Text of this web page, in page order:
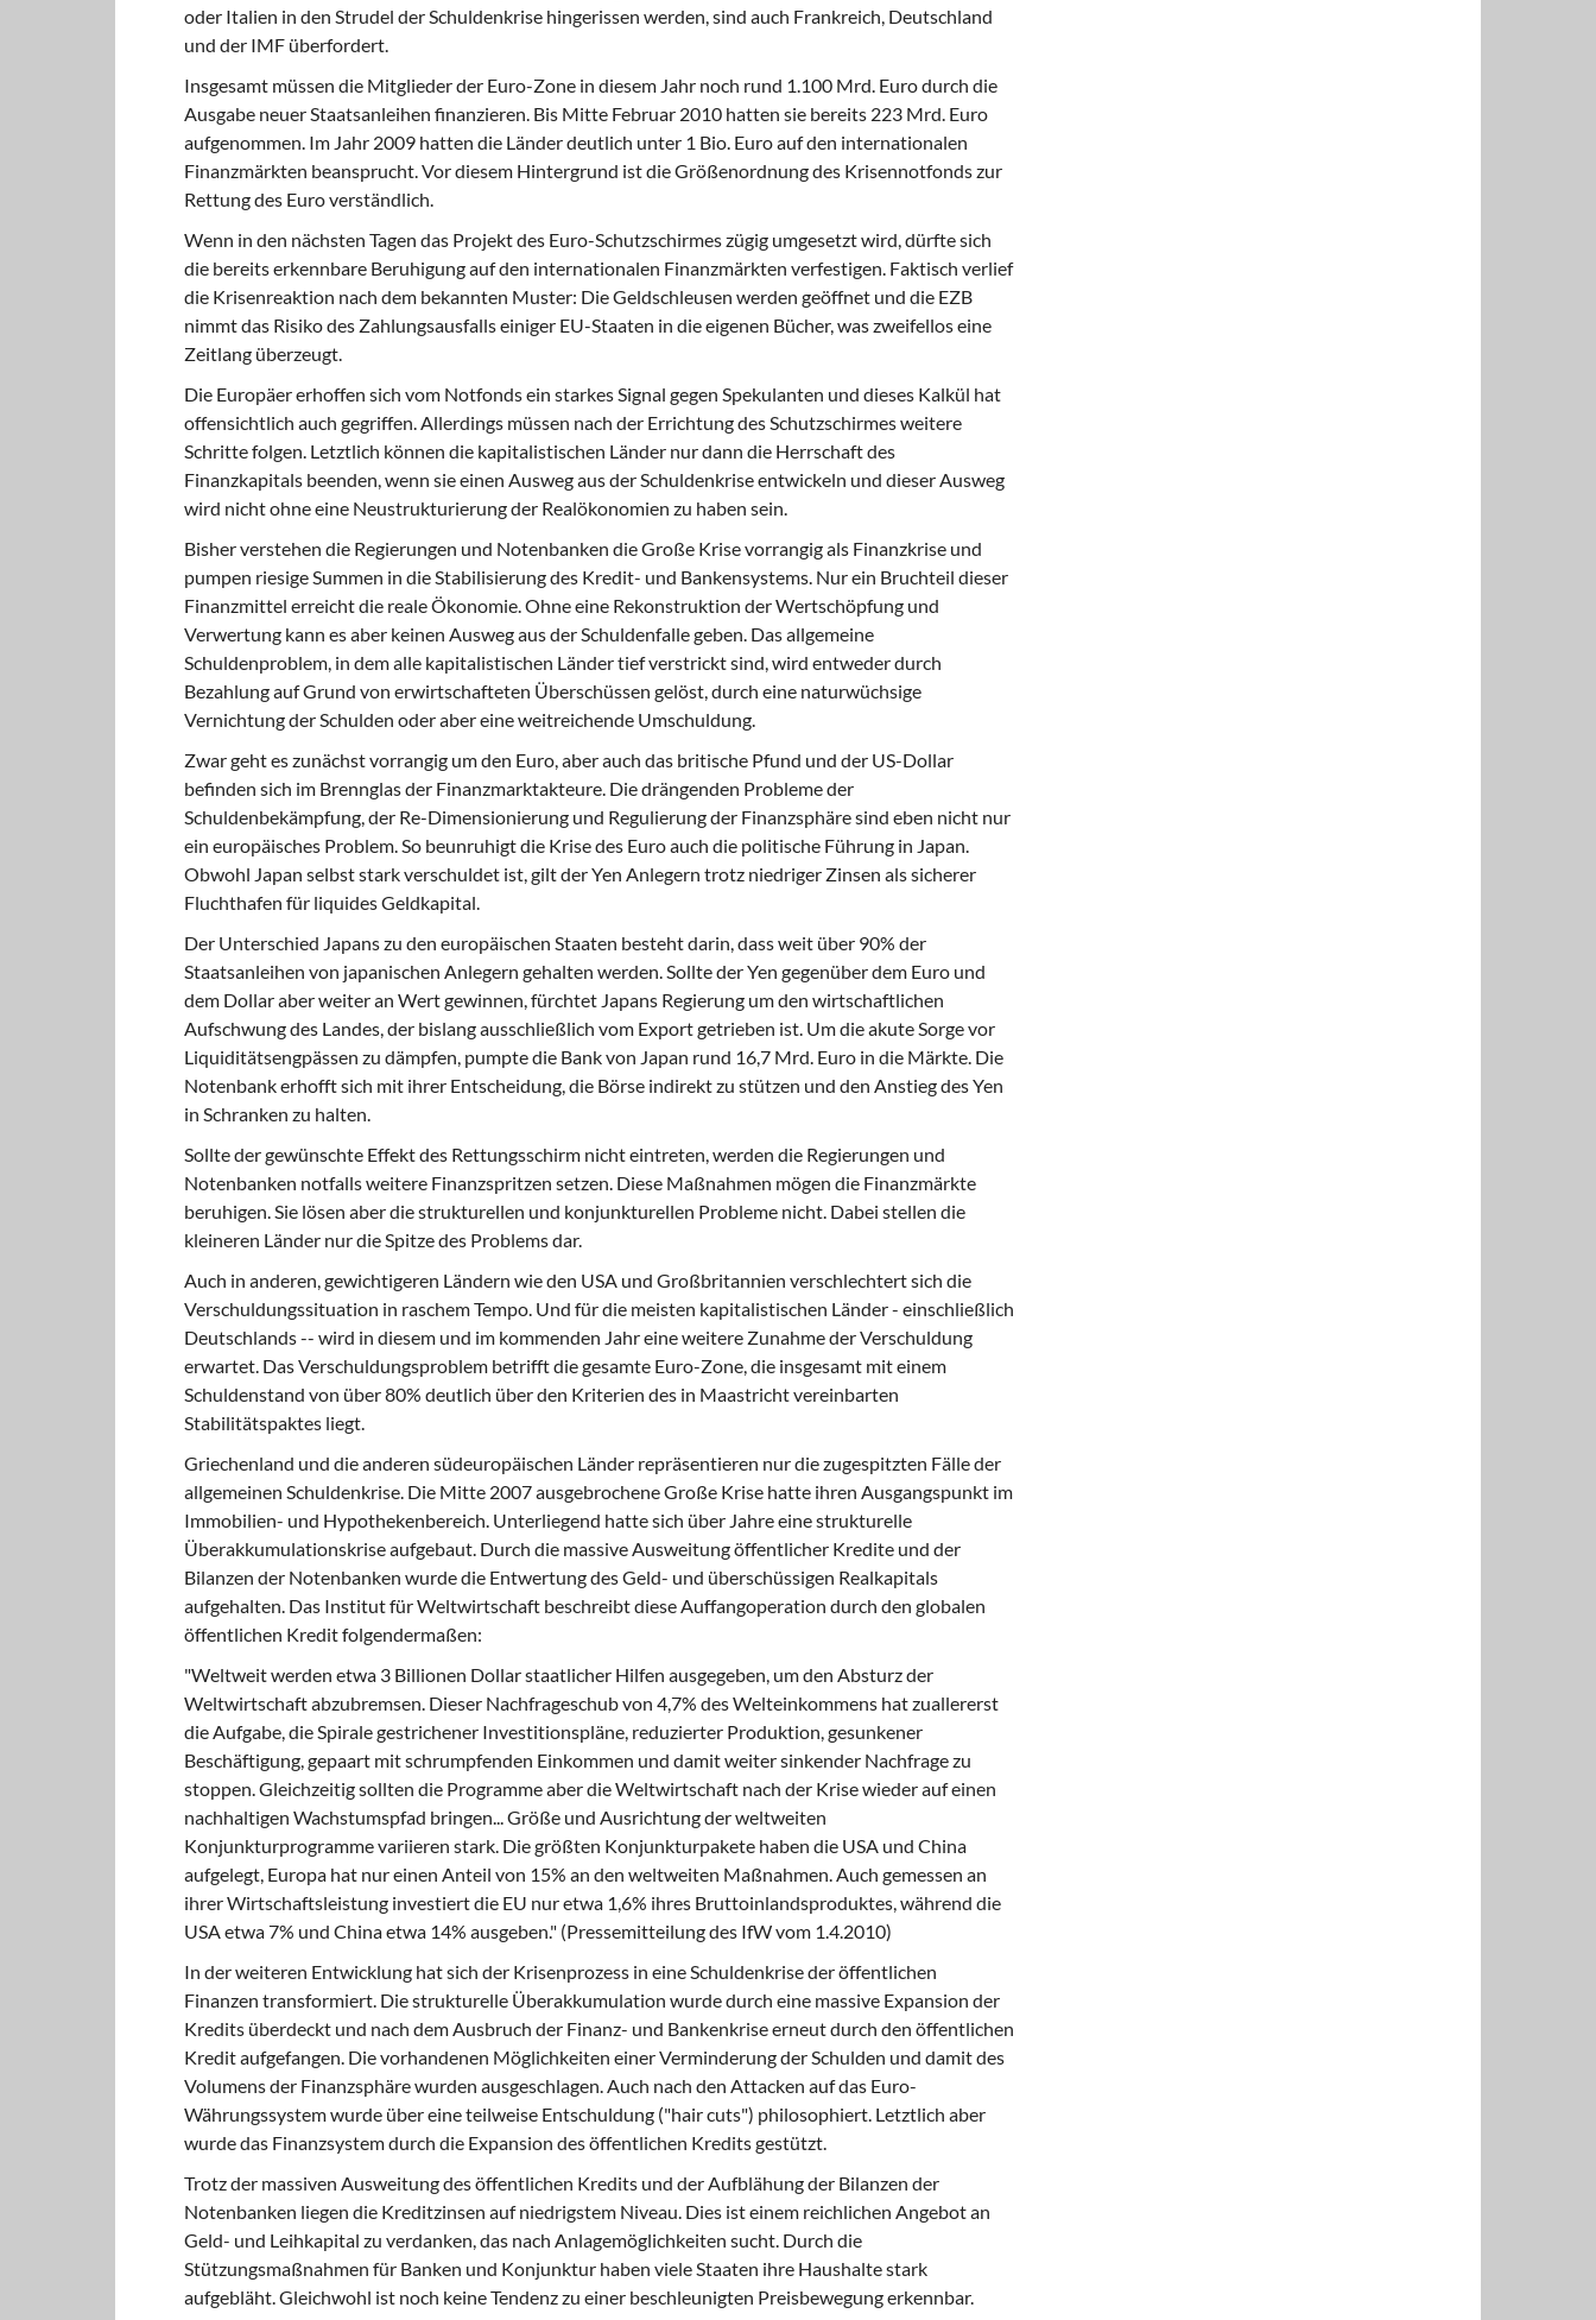
oder Italien in den Strudel der Schuldenkrise hingerissen werden, sind auch Frankreich, Deutschland
und der IMF überfordert.
Insgesamt müssen die Mitgliederder Euro-Zone in diesem Jahr noch rund 1.100 Mrd. Euro durch die
Ausgabe neuer Staatsanleihen finanzieren. Bis Mitte Februar 2010 hatten sie bereits 223 Mrd. Euro
aufgenommen. Im Jahr 2009 hatten die Länder deutlich unter 1 Bio. Euro auf den internationalen
Finanzmärkten beansprucht. Vor diesem Hintergrund ist die Größenordnung des Krisennotfonds zur
Rettung des Euro verständlich.
Wenn in den nächsten Tagen das Projekt des Euro-Schutzschirmes zügig umgesetzt wird, dürfte sich
die bereits erkennbare Beruhigung auf den internationalen Finanzmärkten verfestigen. Faktisch verlief
die Krisenreaktion nach dem bekannten Muster: Die Geldschleusen werden geöffnet und die EZB
nimmt das Risiko des Zahlungsausfalls einiger EU-Staaten in die eigenen Bücher, was zweifellos eine
Zeitlang überzeugt.
Die Europäer erhoffen sich vom Notfonds ein starkes Signal gegen Spekulanten und dieses Kalkül hat
offensichtlich auch gegriffen. Allerdings müssen nach der Errichtung des Schutzschirmes weitere
Schritte folgen. Letztlich können die kapitalistischen Länder nur dann die Herrschaft des
Finanzkapitals beenden, wenn sie einen Ausweg aus der Schuldenkrise entwickeln und dieser Ausweg
wird nicht ohne eine Neustrukturierung der Realökonomien zu haben sein.
Bisher verstehen die Regierungen und Notenbanken die Große Krise vorrangig als Finanzkrise und
pumpen riesige Summen in die Stabilisierung des Kredit- und Bankensystems. Nur ein Bruchteil dieser
Finanzmittel erreicht die reale Ökonomie. Ohne eine Rekonstruktion der Wertschöpfung und
Verwertung kann es aber keinen Ausweg aus der Schuldenfalle geben. Das allgemeine
Schuldenproblem, in dem alle kapitalistischen Länder tief verstrickt sind, wird entweder durch
Bezahlung auf Grund von erwirtschafteten Überschüssen gelöst, durch eine naturwüchsige
Vernichtung der Schulden oder aber eine weitreichende Umschuldung.
Zwar geht es zunächstvorrangig um den Euro, aber auch das britische Pfund und der US-Dollar
befinden sich im Brennglas der Finanzmarktakteure. Die drängenden Probleme der
Schuldenbekämpfung, der Re-Dimensionierung und Regulierung der Finanzsphäre sind eben nicht nur
ein europäisches Problem. So beunruhigt die Krise des Euro auch die politische Führung in Japan.
Obwohl Japan selbst stark verschuldet ist, gilt der Yen Anlegern trotz niedriger Zinsen als sicherer
Fluchthafen für liquides Geldkapital.
Der Unterschied Japanszu den europäischen Staaten besteht darin, dass weit über 90% der
Staatsanleihen von japanischen Anlegern gehalten werden. Sollte der Yen gegenüber dem Euro und
dem Dollar aber weiter an Wert gewinnen, fürchtet Japans Regierung um den wirtschaftlichen
Aufschwung des Landes, der bislang ausschließlich vom Export getrieben ist. Um die akute Sorge vor
Liquiditätsengpässen zu dämpfen, pumpte die Bank von Japan rund 16,7 Mrd. Euro in die Märkte. Die
Notenbank erhofft sich mit ihrer Entscheidung, die Börse indirekt zu stützen und den Anstieg des Yen
in Schranken zu halten.
Sollte der gewünschte Effektdes Rettungsschirm nicht eintreten, werden die Regierungen und
Notenbanken notfalls weitere Finanzspritzen setzen. Diese Maßnahmen mögen die Finanzmärkte
beruhigen. Sie lösen aber die strukturellen und konjunkturellen Probleme nicht. Dabei stellen die
kleineren Länder nur die Spitze des Problems dar.
Auch in anderen, gewichtigeren Ländern wie den USA und Großbritannien verschlechtert sich die
Verschuldungssituation in raschem Tempo. Und für die meisten kapitalistischen Länder - einschließlich
Deutschlands -- wird in diesem und im kommenden Jahr eine weitere Zunahme der Verschuldung
erwartet. Das Verschuldungsproblem betrifft die gesamte Euro-Zone, die insgesamt mit einem
Schuldenstand von über 80% deutlich über den Kriterien des in Maastricht vereinbarten
Stabilitätspaktes liegt.
Griechenland und die anderen südeuropäischen Länder repräsentieren nur die zugespitzten Fälle der
allgemeinen Schuldenkrise. Die Mitte 2007 ausgebrochene Große Krise hatte ihren Ausgangspunkt im
Immobilien- und Hypothekenbereich. Unterliegend hatte sich über Jahre eine strukturelle
Überakkumulationskrise aufgebaut. Durch die massive Ausweitung öffentlicher Kredite und der
Bilanzen der Notenbanken wurde die Entwertung des Geld- und überschüssigen Realkapitals
aufgehalten. Das Institut für Weltwirtschaft beschreibt diese Auffangoperation durch den globalen
öffentlichen Kredit folgendermaßen:
"Weltweit werden etwa 3 Billionen Dollar staatlicher Hilfen ausgegeben, um den Absturz der
Weltwirtschaft abzubremsen. Dieser Nachfrageschub von 4,7% des Welteinkommens hat zuallererst
die Aufgabe, die Spirale gestrichener Investitionspläne, reduzierter Produktion, gesunkener
Beschäftigung, gepaart mit schrumpfenden Einkommen und damit weiter sinkender Nachfrage zu
stoppen. Gleichzeitig sollten die Programme aber die Weltwirtschaft nach der Krise wieder auf einen
nachhaltigen Wachstumspfad bringen... Größe und Ausrichtung der weltweiten
Konjunkturprogramme variieren stark. Die größten Konjunkturpakete haben die USA und China
aufgelegt, Europa hat nur einen Anteil von 15% an den weltweiten Maßnahmen. Auch gemessen an
ihrer Wirtschaftsleistung investiert die EU nur etwa 1,6% ihres Bruttoinlandsproduktes, während die
USA etwa 7% und China etwa 14% ausgeben." (Pressemitteilung des IfW vom 1.4.2010)
In der weiteren Entwicklunghat sich der Krisenprozess in eine Schuldenkrise der öffentlichen
Finanzen transformiert. Die strukturelle Überakkumulation wurde durch eine massive Expansion der
Kredits überdeckt und nach dem Ausbruch der Finanz- und Bankenkrise erneut durch den öffentlichen
Kredit aufgefangen. Die vorhandenen Möglichkeiten einer Verminderung der Schulden und damit des
Volumens der Finanzsphäre wurden ausgeschlagen. Auch nach den Attacken auf das Euro-
Währungssystem wurde über eine teilweise Entschuldung ("hair cuts") philosophiert. Letztlich aber
wurde das Finanzsystem durch die Expansion des öffentlichen Kredits gestützt.
Trotz der massiven Ausweitungdes öffentlichen Kredits und der Aufblähung der Bilanzen der
Notenbanken liegen die Kreditzinsen auf niedrigstem Niveau. Dies ist einem reichlichen Angebot an
Geld- und Leihkapital zu verdanken, das nach Anlagemöglichkeiten sucht. Durch die
Stützungsmaßnahmen für Banken und Konjunktur haben viele Staaten ihre Haushalte stark
aufgebläht. Gleichwohl ist noch keine Tendenz zu einer beschleunigten Preisbewegung erkennbar.